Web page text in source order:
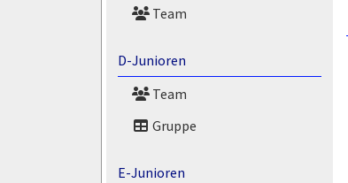
Team
D-Junioren
Team
Gruppe
E-Junioren